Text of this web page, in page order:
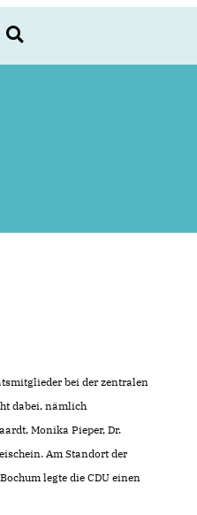
bei der zentralen
dabei, nämlich
Monika Pieper, Dr.
Am Standort der
legte die CDU einen